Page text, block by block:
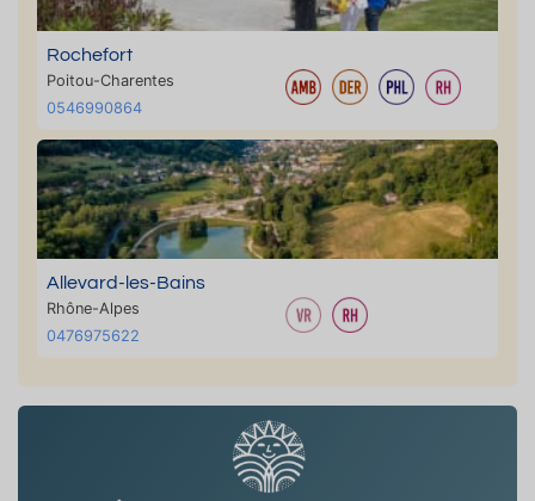
Rochefort
Poitou-Charentes
0546990864
Allevard-les-Bains
Rhône-Alpes
0476975622